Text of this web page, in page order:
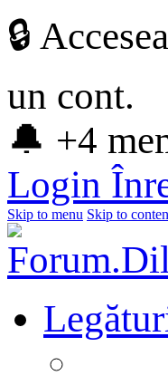
🔒
un cont.
🔔 +4
Login
Skip to menu Skip to